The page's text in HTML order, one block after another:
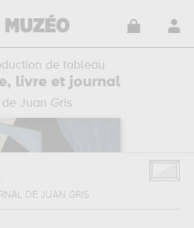
de tableau
livre et journal
de Juan Gris
DE JUAN GRIS